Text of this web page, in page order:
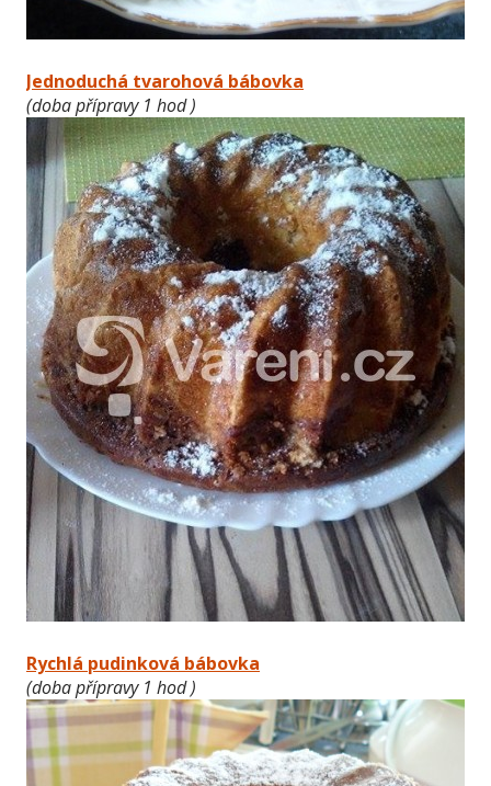
Jednoduchá tvarohová bábovka
(doba přípravy 1 hod )
Rychlá pudinková bábovka
(doba přípravy 1 hod )